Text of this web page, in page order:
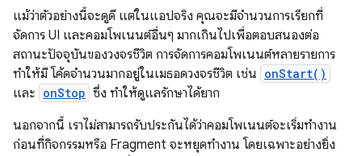
แม้ว่าตัวอย่างนี้จะดูดี แต่ในแอปจริง คุณจะมีจำนวนการเรียกที่
จัดการ UI และคอมโพเนนต์อื่นๆ มากเกินไปเพื่อตอบสนองต่อ
สถานะปัจจุบันของวงจรชีวิต การจัดการคอมโพเนนต์หลายรายการ
ทำให้มี โค้ดจำนวนมากอยู่ในเมธอดวงจรชีวิต เช่น onStart()
และ onStop ซึ่ง ทำให้ดูแลรักษาได้ยาก
นอกจากนี้ เราไม่สามารถรับประกันได้ว่าคอมโพเนนต์จะเริ่มทำงาน
ก่อนที่กิจกรรมหรือ Fragment จะหยุดทำงาน โดยเฉพาะอย่างยิ่ง